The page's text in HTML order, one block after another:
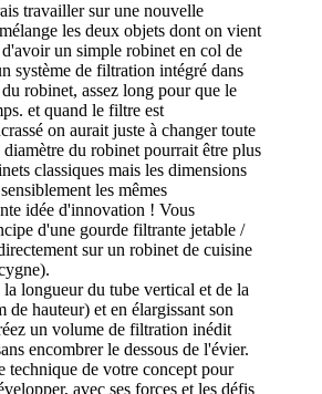
travailler sur une nouvelle
les deux objets dont on vient
un simple robinet en col de
système de filtration intégré dans
robinet, assez long pour que le
et quand le filtre est
on aurait juste à changer toute
diamètre du robinet pourrait être plus
classiques mais les dimensions
les mêmes
idée d'innovation ! Vous
d'une gourde filtrante jetable /
sur un robinet de cuisine
longueur du tube vertical et de la
de hauteur) et en élargissant son
un volume de filtration inédit
encombrer le dessous de l'évier.
technique de votre concept pour
avec ses forces et les défis